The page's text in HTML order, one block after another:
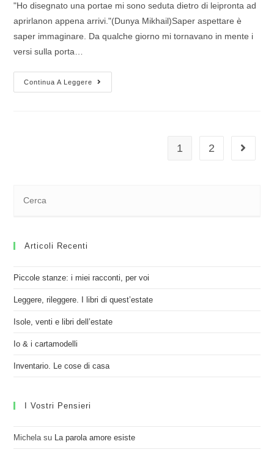
"Ho disegnato una portae mi sono seduta dietro di leipronta ad
aprirlanon appena arrivi."(Dunya Mikhail)Saper aspettare è
saper immaginare. Da qualche giorno mi tornavano in mente i
versi sulla porta…
Continua A Leggere
1 2
Articoli Recenti
Piccole stanze: i miei racconti, per voi
Leggere, rileggere. I libri di quest’estate
Isole, venti e libri dell’estate
Io & i cartamodelli
Inventario. Le cose di casa
I Vostri Pensieri
Michelasu La parola amore esiste